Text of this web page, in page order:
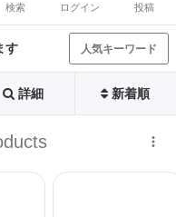
検索 ログイン 投稿
す 人気キーワード
詳細 新着順